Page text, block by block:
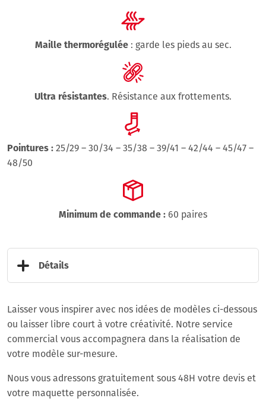
Maille thermorégulée: garde les pieds au sec.
Ultra résistantes. Résistance aux frottements.
Pointures : 25/29 – 30/34 – 35/38 – 39/41 – 42/44 – 45/47 –
48/50
Minimum de commande : 60 paires
Détails
Laisser vous inspirer avec nos idées de modèles ci-dessous
ou laisser libre court à votre créativité. Notre service
commercial vous accompagnera dans la réalisation de
votre modèle sur-mesure.
Nous vous adressons gratuitement sous 48H votre devis et
votre maquette personnalisée.